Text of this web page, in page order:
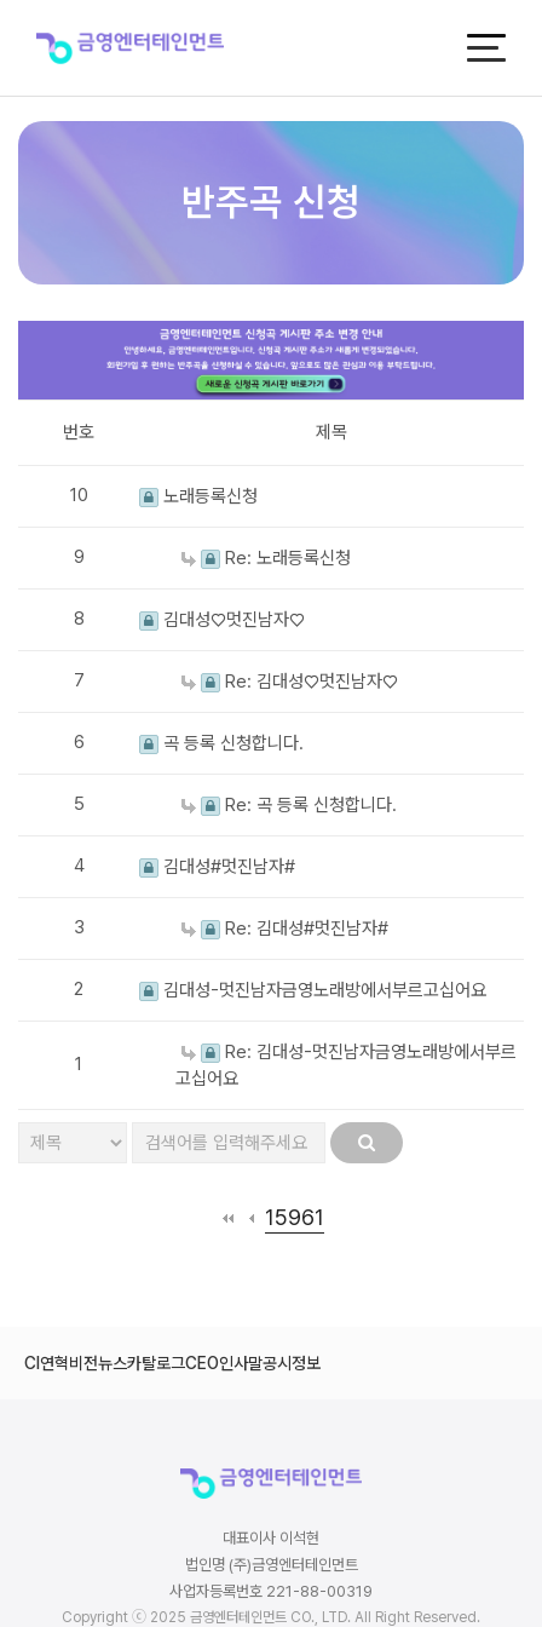
반주곡 신청
번호 제목
10 노래등록신청
9 Re: 노래등록신청
8 김대성♡멋진남자♡
7 Re: 김대성♡멋진남자♡
6 곡 등록 신청합니다.
5 Re: 곡 등록 신청합니다.
4 김대성#멋진남자#
3 Re: 김대성#멋진남자#
2 김대성-멋진남자금영노래방에서부르고십어요
1
Re: 김대성-멋진남자금영노래방에서부르
고십어요
15961
CI 연혁비전뉴스카탈로그CEO인사말공시정보
대표이사 이석현
법인명 (주)금영엔터테인먼트
사업자등록번호 221-88-00319
Copyright ⓒ 2025 금영엔터테인먼트 CO., LTD. All Right Reserved.